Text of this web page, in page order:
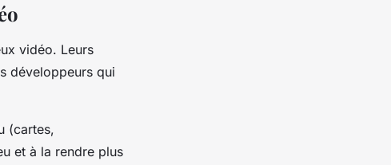
vidéo. Leurs
développeurs qui
(cartes,
et à la rendre plus